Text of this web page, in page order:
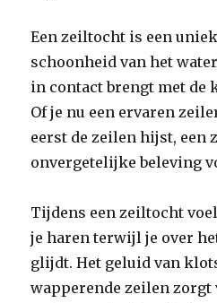
Een zeiltocht is een
schoonheid van het
in contact brengt met de
Of je nu een ervaren
eerst de zeilen hijst, een
onvergetelijke beleving
Tijdens een zeiltocht
je haren terwijl je over
glijdt. Het geluid van
wapperende zeilen zorgt